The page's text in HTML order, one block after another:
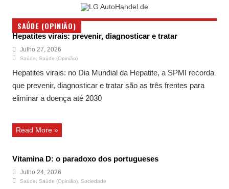
SAÚDE (OPINIÃO)
Hepatites virais: prevenir, diagnosticar e tratar
Julho 27, 2026
Saúde, Saúde (Opinião)
Hepatites virais: no Dia Mundial da Hepatite, a SPMI recorda
que prevenir, diagnosticar e tratar são as três frentes para
eliminar a doença até 2030
Read More »
Vitamina D: o paradoxo dos portugueses
Julho 24, 2026
Saúde, Saúde (Opinião), Sociedade